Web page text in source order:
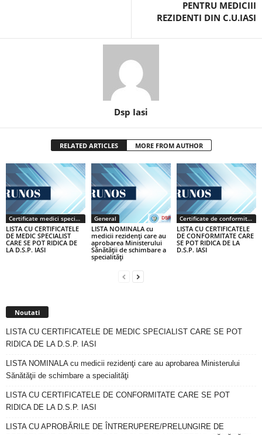
PENTRU MEDICIII
REZIDENTI DIN C.U.IASI
Dsp Iasi
RELATED ARTICLES MORE FROM AUTHOR
Certificate medici specialiști / primari
LISTA CU CERTIFICATELE
DE MEDIC SPECIALIST
CARE SE POT RIDICA DE
LA D.S.P. IASI
General
LISTA NOMINALA cu
medicii rezidenţi care au
aprobarea Ministerului
Sănătăţii de schimbare a
specialităţi
Certificate de conformitate
LISTA CU CERTIFICATELE
DE CONFORMITATE CARE
SE POT RIDICA DE LA
D.S.P. IASI
Noutati
LISTA CU CERTIFICATELE DE MEDIC SPECIALIST CARE SE POT
RIDICA DE LA D.S.P. IASI
LISTA NOMINALA cu medicii rezidenţi care au aprobarea Ministerului
Sănătăţii de schimbare a specialităţi
LISTA CU CERTIFICATELE DE CONFORMITATE CARE SE POT
RIDICA DE LA D.S.P. IASI
LISTA CU APROBĂRILE DE ÎNTRERUPERE/PRELUNGIRE DE